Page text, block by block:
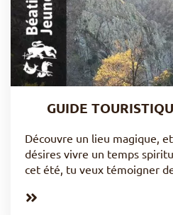
GUIDE
Découvre un lieu magique,
désires vivre un temps
cet été, tu veux témoigner